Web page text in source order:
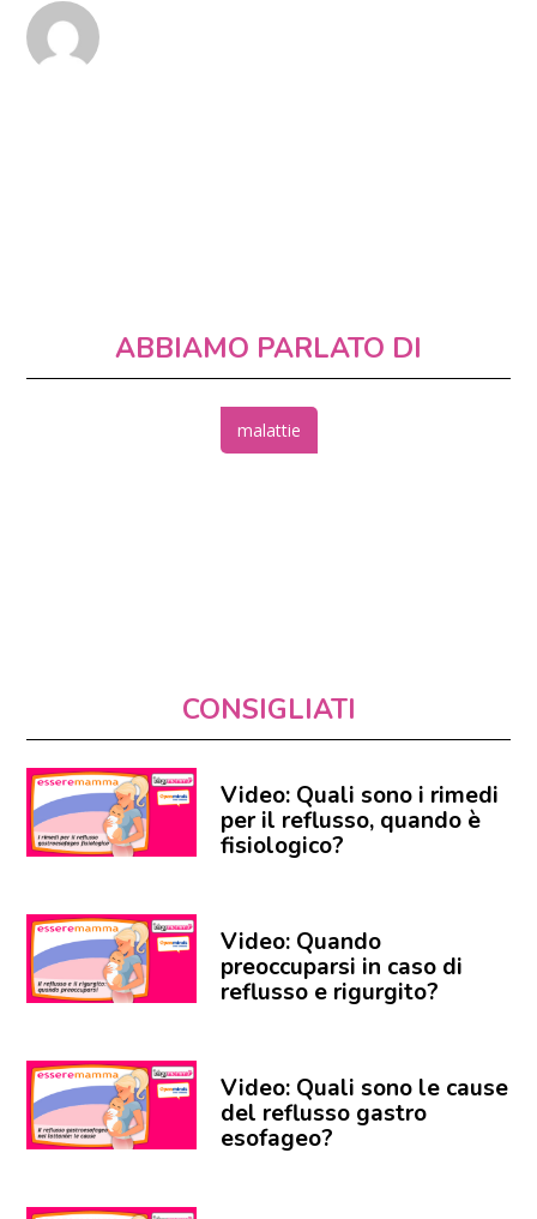
ABBIAMO PARLATO DI
malattie
CONSIGLIATI
Video: Quali sono i rimedi
per il reflusso, quando è
fisiologico?
Video: Quando
preoccuparsi in caso di
reflusso e rigurgito?
Video: Quali sono le cause
del reflusso gastro
esofageo?